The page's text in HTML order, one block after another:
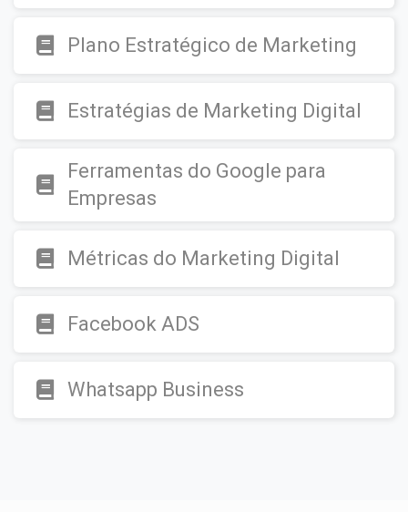
Plano Estratégico de Marketing
Estratégias de Marketing Digital
Ferramentas do Google para
Empresas
Métricas do Marketing Digital
Facebook ADS
Whatsapp Business